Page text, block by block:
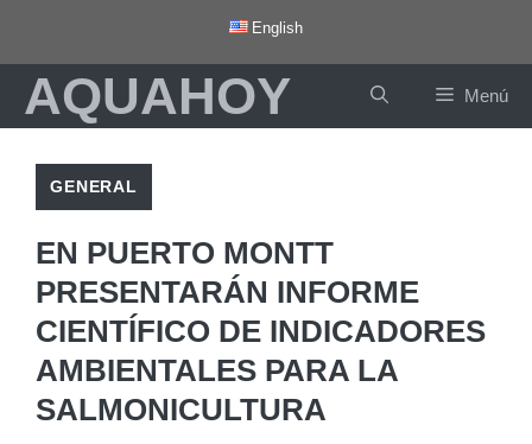
contenido
English
AQUAHOY Menú
GENERAL
EN PUERTO MONTT
PRESENTARÁN INFORME
CIENTÍFICO DE INDICADORES
AMBIENTALES PARA LA
SALMONICULTURA